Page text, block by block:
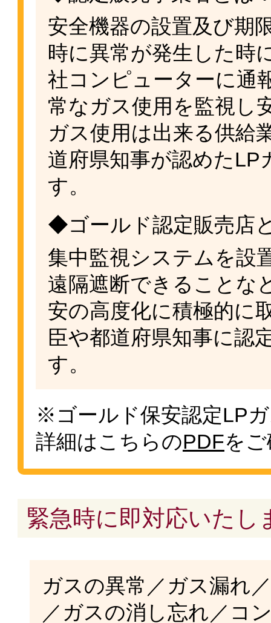
安全機器の設置及び期
時に異常が発生した時
社コンピューターに通
常なガス使用を監視し
ガス使用は出来る供給
道府県知事が認めたLP
す。
◆ゴールド認定販売店
集中監視システムを設
遠隔遮断できることな
安の高度化に積極的に
臣や都道府県知事に認
す。
※ゴールド保安認定LP
詳細はこちらのPDFを
緊急時に即対応いたし
ガスの異常／ガス漏れ
／ガスの消し忘れ／コ